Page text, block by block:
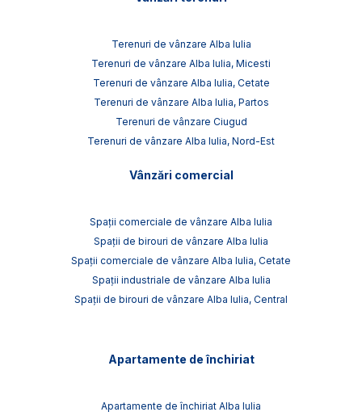
Terenuri de vânzare Alba Iulia
Terenuri de vânzare Alba Iulia, Micesti
Terenuri de vânzare Alba Iulia, Cetate
Terenuri de vânzare Alba Iulia, Partos
Terenuri de vânzare Ciugud
Terenuri de vânzare Alba Iulia, Nord-Est
Vânzări comercial
Spații comerciale de vânzare Alba Iulia
Spații de birouri de vânzare Alba Iulia
Spații comerciale de vânzare Alba Iulia, Cetate
Spații industriale de vânzare Alba Iulia
Spații de birouri de vânzare Alba Iulia, Central
Apartamente de închiriat
Apartamente de închiriat Alba Iulia